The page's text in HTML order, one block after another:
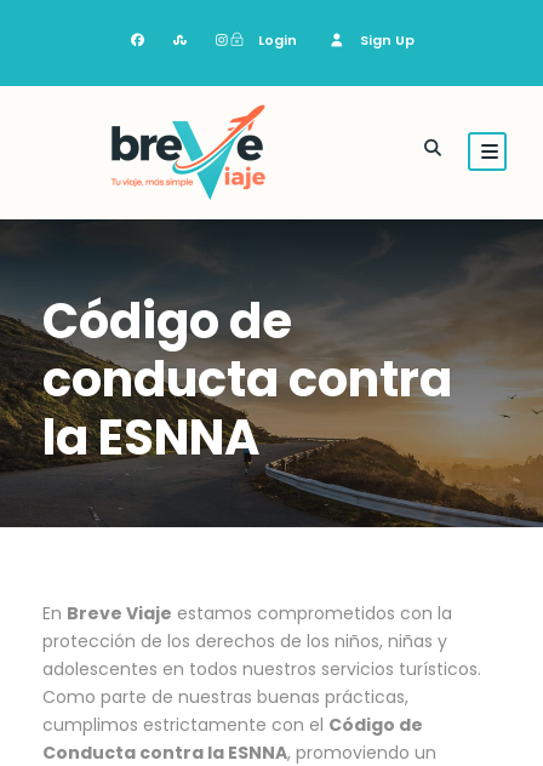
Login Sign Up
Código de
conducta contra
la ESNNA
En Breve Viaje estamos comprometidos con la
protección de los derechos de los niños, niñas y
adolescentes en todos nuestros servicios turísticos.
Como parte de nuestras buenas prácticas,
cumplimos estrictamente con el Código de
Conducta contra la ESNNA, promoviendo un